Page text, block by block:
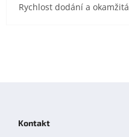
Rychlost dodání a
Kontakt